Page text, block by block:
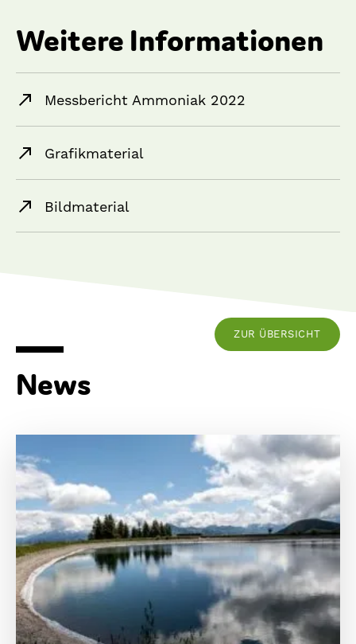
Weitere Informationen
Messbericht Ammoniak 2022
Grafikmaterial
Bildmaterial
News
ZUR ÜBERSICHT